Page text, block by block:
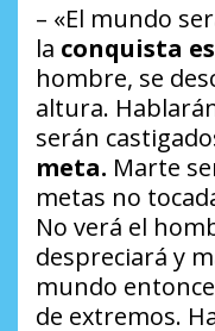
– «El mundo
la conquista
hombre, se
altura.
serán
meta. Marte
metas no
No verá el
despreciará y
mundo
de extremos.